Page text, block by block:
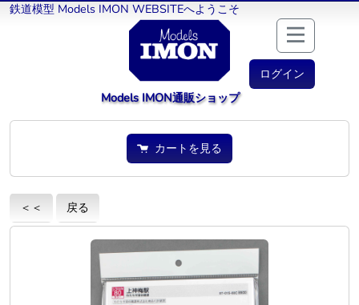
鉄道模型 Models IMON WEBSITEへようこそ
ログイン
Models IMON通販ショップ
カートを見る
＜＜ 戻る